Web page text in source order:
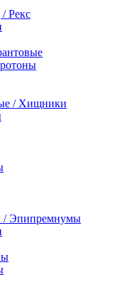
Рекс
/ Хищники
/ Эпипремнумы